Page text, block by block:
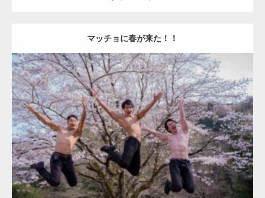
マッチョに春が来た！！
Update:2021.07.6
Category:桜とマッチョ kaichan AKIHITO(細マッチョ) SOSUKE 外資
系筋肉 腹筋
ダウンロード